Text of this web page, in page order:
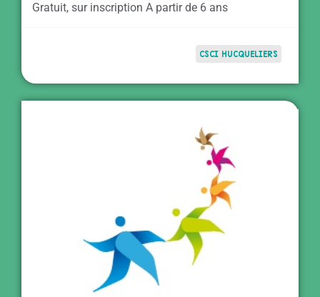
Gratuit, sur inscription A partir de 6 ans
CSCI HUCQUELIERS